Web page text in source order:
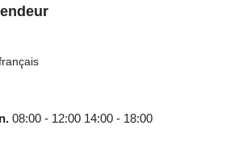
08:00 - 12:00 14:00 - 18:00